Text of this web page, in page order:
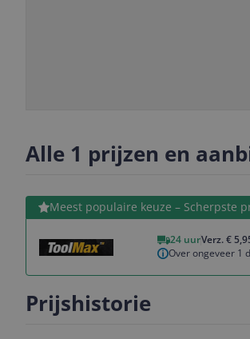
Alle 1 prijzen en
Meest populaire keuze – Scherpste
24 uurVerz. €
Over ongeveer 1
Bekijk product
Prijshistorie